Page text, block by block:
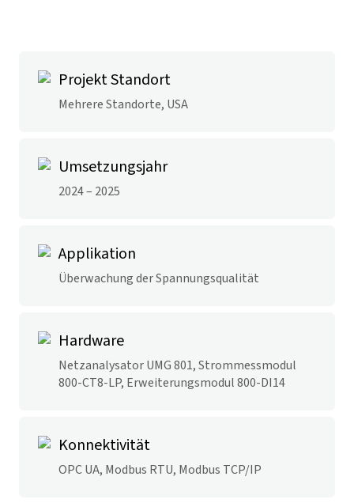
Projekt Standort
Mehrere Standorte, USA
Umsetzungsjahr
2024 – 2025
Applikation
Überwachung der Spannungsqualität
Hardware
Netzanalysator UMG 801, Strommessmodul
800-CT8-LP, Erweiterungsmodul 800-DI14
Konnektivität
OPC UA, Modbus RTU, Modbus TCP/IP